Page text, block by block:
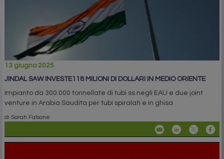
13 giugno 2025
JINDAL SAW INVESTE118 MILIONI DI DOLLARI IN MEDIO ORIENTE
Impianto da 300.000 tonnellate di tubi ss negli EAU e due joint
venture in Arabia Saudita per tubi spiralati e in ghisa
di Sarah Falsone